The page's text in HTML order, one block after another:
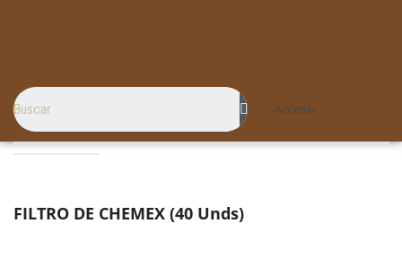
Acceder
FILTRO DE CHEMEX (40 Unds)